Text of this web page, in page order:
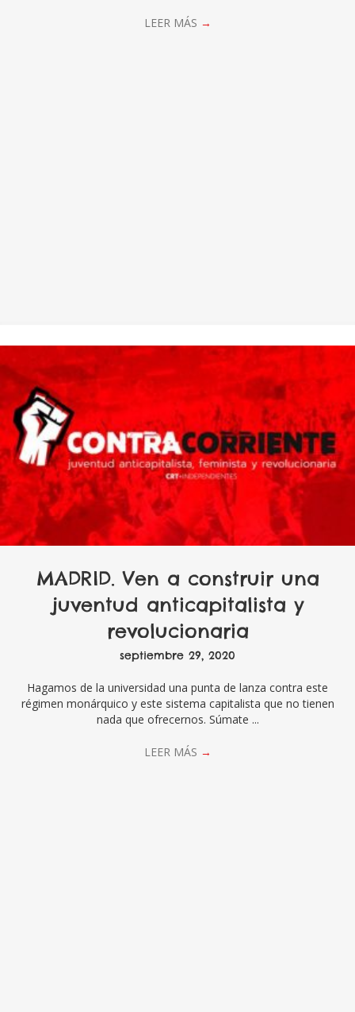
LEER MÁS →
MADRID. Ven a construir una
juventud anticapitalista y
revolucionaria
septiembre 29, 2020
Hagamos de la universidad una punta de lanza contra este
régimen monárquico y este sistema capitalista que no tienen
nada que ofrecernos. Súmate ...
LEER MÁS →